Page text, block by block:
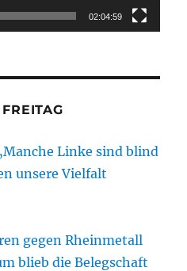
02:04:59
Linke sind blind
unsere Vielfalt
gegen Rheinmetall
blieb die Belegschaft